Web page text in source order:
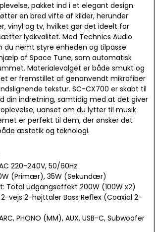
pakket ind i et elegant design.
en bred vifte af kilder, herunder
vinyl og tv, hvilket gør det ideelt for
lydkvalitet. Med Technics Audio
du nemt styre enheden og tilpasse
af Space Tune, som automatisk
Materialevalget er både smukt og
er fremstillet af genanvendt mikrofiber
tekstur. SC-CX700 er skabt til
din indretning, samtidig med at det giver
uanset om du lytter til musik
er perfekt til dem, der ønsker det
æstetik og teknologi.
220-240V, 50/60Hz
(Primær), 35W (Sekundær)
Total udgangseffekt 200W (100W x2)
vejs 2-højttaler Bass Reflex (Coaxial 2-
PHONO (MM), AUX, USB-C, Subwoofer